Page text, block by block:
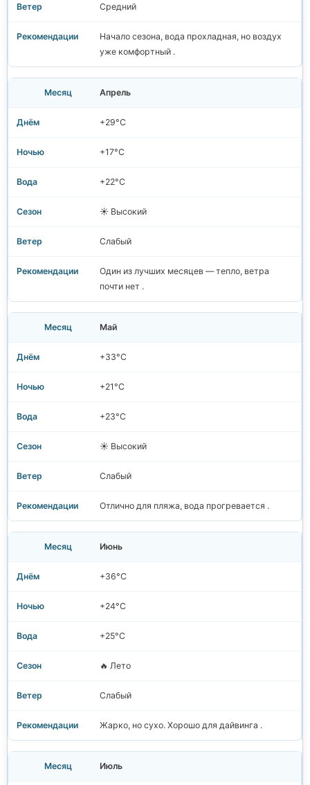
Средний
Начало сезона, вода прохладная, но воздух
уже комфортный .
Апрель
+29°C
+17°C
+22°C
☀️ Высокий
Слабый
Один из лучших месяцев — тепло, ветра
почти нет .
Май
+33°C
+21°C
+23°C
☀️ Высокий
Слабый
Отлично для пляжа, вода прогревается .
Июнь
+36°C
+24°C
+25°C
🔥 Лето
Слабый
Жарко, но сухо. Хорошо для дайвинга .
Июль